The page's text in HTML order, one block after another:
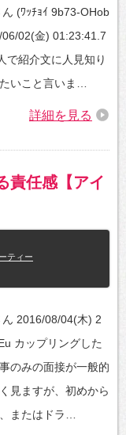
(ﾜｯﾁｮｲ 9b73-OHob
02(金) 01:23:41.7
で紹介文に人見知り
いこと言いま…
詳細を見る
責任感【アイ
ティー
2016/08/04(木) 2
カップリングした
のみの面接が一般的
見ますが、初めから
またはドラ…